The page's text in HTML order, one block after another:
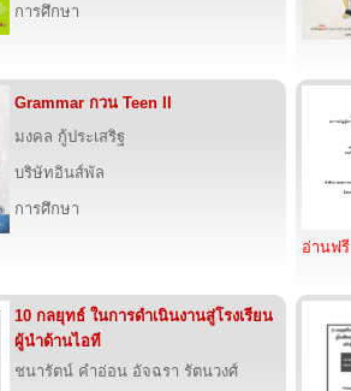
การศึกษา
Grammar กวน Teen II
มงคล กู้ประเสริฐ
บริษัทอินส์พัล
การศึกษา
อ่านฟรี
10 กลยุทธ์ ในการดำเนินงานสู่โรงเรียน
ผู้นำด้านไอที
ชนารัตน์ คำอ่อน อัจฉรา รัตนวงศ์